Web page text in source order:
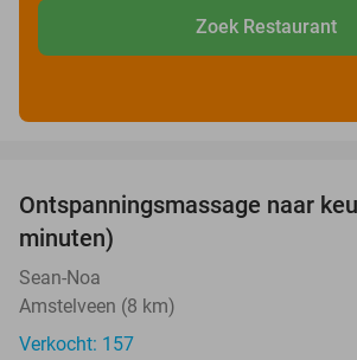
Zoek Restaurant
Ontspanningsmassage naar
minuten)
Sean-Noa
Amstelveen (8 km)
Verkocht: 157